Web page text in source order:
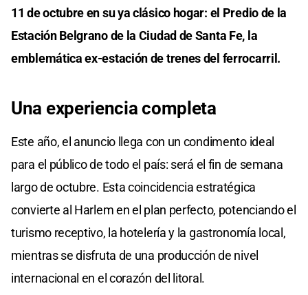
11 de octubre en su ya clásico hogar: el Predio de la
Estación Belgrano de la Ciudad de Santa Fe, la
emblemática ex-estación de trenes del ferrocarril.
Una experiencia completa
Este año, el anuncio llega con un condimento ideal
para el público de todo el país: será el fin de semana
largo de octubre. Esta coincidencia estratégica
convierte al Harlem en el plan perfecto, potenciando el
turismo receptivo, la hotelería y la gastronomía local,
mientras se disfruta de una producción de nivel
internacional en el corazón del litoral.